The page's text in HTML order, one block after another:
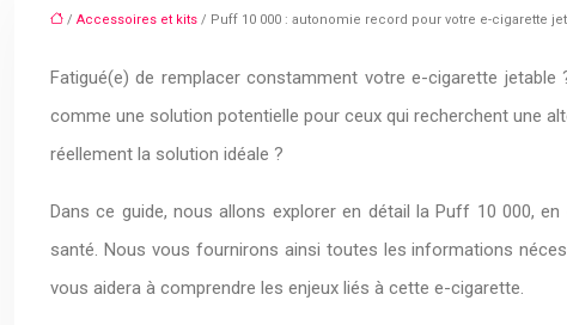
/ Accessoires et kits / Puff 10 000 : autonomie record pour votre e-cigarette
Fatigué(e) de remplacer constamment votre e-cigarette
comme une solution potentielle pour ceux qui recherchent une
réellement la solution idéale ?
Dans ce guide, nous allons explorer en détail la Puff 10 000,
santé. Nous vous fournirons ainsi toutes les informations
vous aidera à comprendre les enjeux liés à cette e-cigarette.